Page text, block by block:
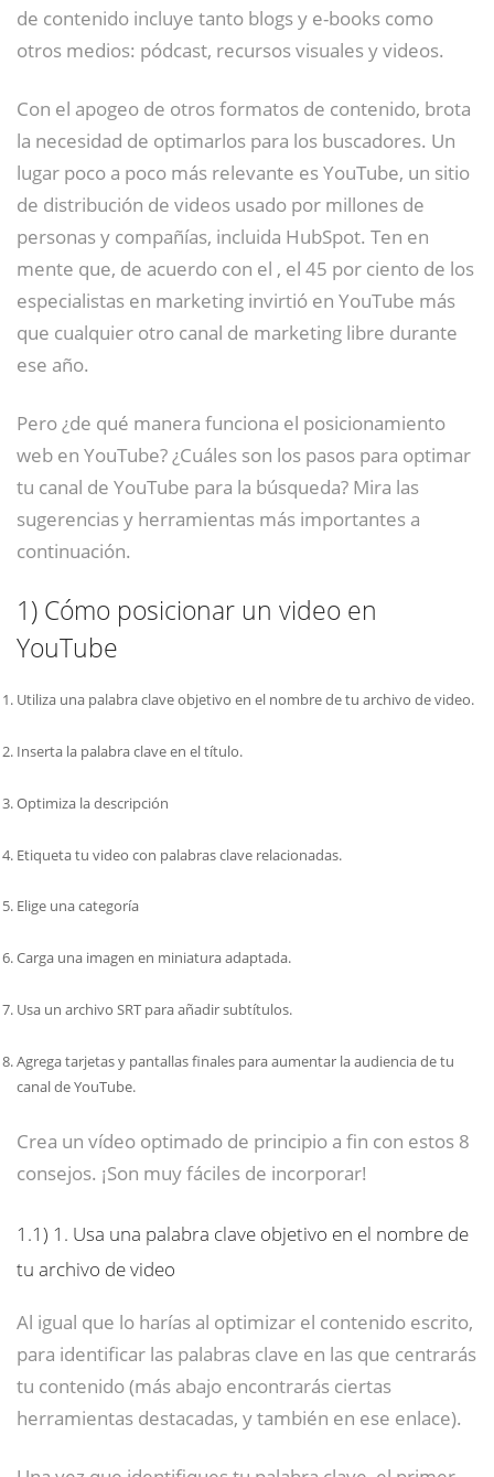
de contenido incluye tanto blogs y e-books como
otros medios: pódcast, recursos visuales y videos.
Con el apogeo de otros formatos de contenido, brota
la necesidad de optimarlos para los buscadores. Un
lugar poco a poco más relevante es YouTube, un sitio
de distribución de videos usado por millones de
personas y compañías, incluida HubSpot. Ten en
mente que, de acuerdo con el , el 45 por ciento de los
especialistas en marketing invirtió en YouTube más
que cualquier otro canal de marketing libre durante
ese año.
Pero ¿de qué manera funciona el posicionamiento
web en YouTube? ¿Cuáles son los pasos para optimar
tu canal de YouTube para la búsqueda? Mira las
sugerencias y herramientas más importantes a
continuación.
1) Cómo posicionar un video en
YouTube
Utiliza una palabra clave objetivo en el nombre de tu archivo de video.
Inserta la palabra clave en el título.
Optimiza la descripción
Etiqueta tu video con palabras clave relacionadas.
Elige una categoría
Carga una imagen en miniatura adaptada.
Usa un archivo SRT para añadir subtítulos.
Agrega tarjetas y pantallas finales para aumentar la audiencia de tu
canal de YouTube.
Crea un vídeo optimado de principio a fin con estos 8
consejos. ¡Son muy fáciles de incorporar!
1.1) 1. Usa una palabra clave objetivo en el nombre de
tu archivo de video
Al igual que lo harías al optimizar el contenido escrito,
para identificar las palabras clave en las que centrarás
tu contenido (más abajo encontrarás ciertas
herramientas destacadas, y también en ese enlace).